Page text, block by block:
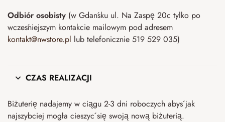
Odbiór osobisty (w Gdańsku ul. Na Zaspę 20c tylko po
wcześniejszym kontakcie mailowym pod adresem
kontakt@nwstore.pl lub telefonicznie 519 529 035)
CZAS REALIZACJI
Biżuterię nadajemy w ciągu 2-3 dni roboczych abyś jak
najszybciej mogła cieszyć się swoją nową biżuterią.